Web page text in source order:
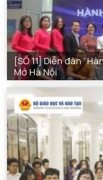
[SỐ 11] Diễn đàn
Mở Hà Nội